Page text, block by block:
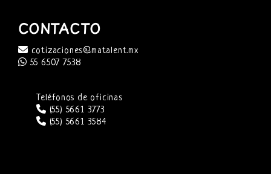
CONTACTO
cotizaciones@matalent.mx
55 6507 7538
Teléfonos de oficinas
(55) 5661 3773
(55) 5661 3584